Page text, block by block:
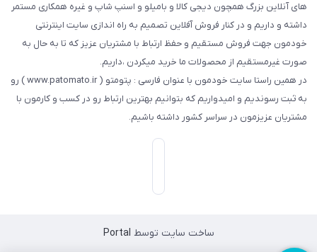
های آنلاین بزرگ همچون دیجی کالا و بامیلو و اسنپ شاپ و غیره همکاری مستمر
داشته و داریم و در کنار فروش آفلاین تصمیم به راه اندازی سایت اینترنتی
خودمون جهت فروش مستقیم و حفظ ارتباط با مشتریان عزیز که تا به حال به
صورت غیرمستقیم از محصولات ما خرید میکردن ،داریم.
در همین راستا سایت خودمون با عنوان فارسی : پتومتو ( www.patomato.ir ) رو
به ثبت رسوندیم و امیدواریم که بتوانیم بهترین ارتباط رو در کسب و کارمون با
مشتریان عزیزمون در سراسر کشور داشته باشیم.
ساخت سایت توسط Portal